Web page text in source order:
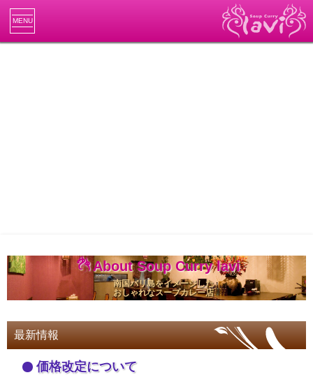
MENU
About Soup Curry lavi
南国バリ島をイメージした
おしゃれなスープカレー店
最新情報
価格改定について